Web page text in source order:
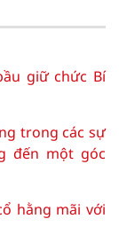
giữ chức Bí
trong các sự
đến một góc
hằng mãi với